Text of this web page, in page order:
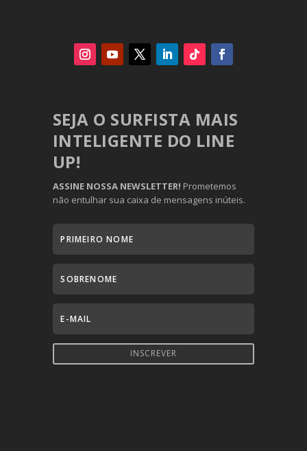
SEJA O SURFISTA MAIS
INTELIGENTE DO LINE
UP!
ASSINE NOSSA NEWSLETTER! Prometemos
não entulhar sua caixa de mensagens inúteis.
INSCREVER